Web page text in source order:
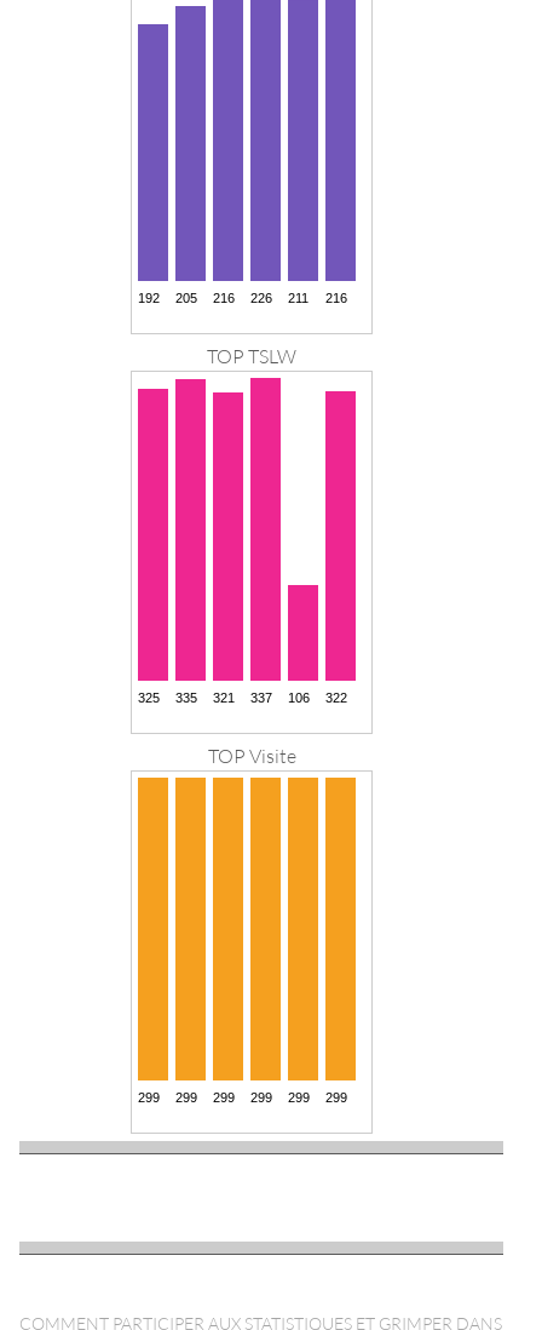
TOP TSLW
TOP Visite
COMMENT PARTICIPER AUX STATISTIQUES ET GRIMPER DANS